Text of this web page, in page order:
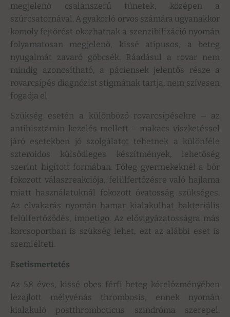
megjelenő csalánszerű tünetek, középen a
szúrcsatornával. A gyakorló orvos számára ugyanakkor
komoly fejtörést okozhatnak a szenzibilizáció nyomán
folyamatosan megjelenő, kissé atípusos, a beteg
nyugalmát zavaró göbcsék. Ráadásul a rovar nem
mindig azonosítható, a páciensek jelentős része a
rovarcsípés diagnózist stigmának tartja, nem szívesen
fogadja el.
Szükség esetén a különböző rovarcsípésekre ‒ az
antihisztamin kezelés mellett ‒ makacs viszketéssel
járó esetekben jó szolgálatot tehetnek a különféle
szteroidos külsődleges készítmények, lehetőség
szerint higított formában. Főleg gyermekeknél a bőr
fokozott válaszreakciója, felülfertőzésre való hajlama
miatt használatuknál fokozott óvatosság szükséges.
Az elvakarás nyomán hamar kialakulhat bakteriális
felülfertőződés, impetigo. Az elővigyázatosságra más
korcsoportban is szükség lehet, ezt az alábbi eset is
szemlélteti.
Esetismertetés
Az 58 éves, kissé obes férfi beteg kórelőzményében
lezajlott mélyvénás thrombosis, ennek nyomán
kialakuló postthromboticus szindróma szerepel.